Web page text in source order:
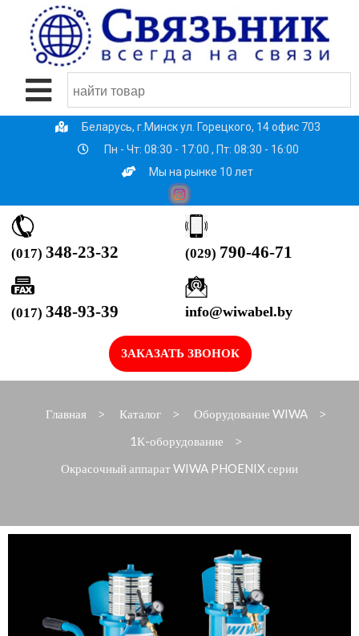
Беларусь, г.Минск ул. Горецкого, 14 офис 703
Пн - Чт: 08:30 - 17:00 , Пт: 08:30 - 16:00
Мы на рынке 10 лет
(017) 348-23-32 (029) 790-46-71
(017) 348-93-39 info@wiwabel.by
ЗАКАЗАТЬ ЗВОНОК
Главная > Каталог > Оборудование WIWA >
1К-оборудование >
Окрасочный аппарат WIWA PHOENIX серии